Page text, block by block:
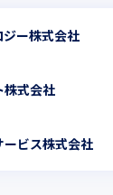
ジー株式会社
株式会社
ービス株式会社